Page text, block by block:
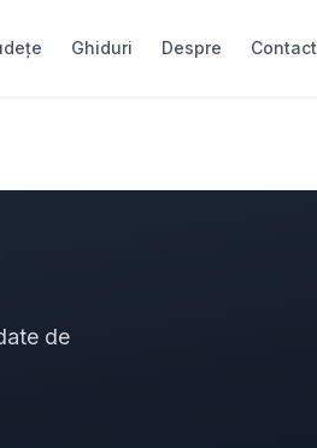
Ghiduri Despre Contact
de